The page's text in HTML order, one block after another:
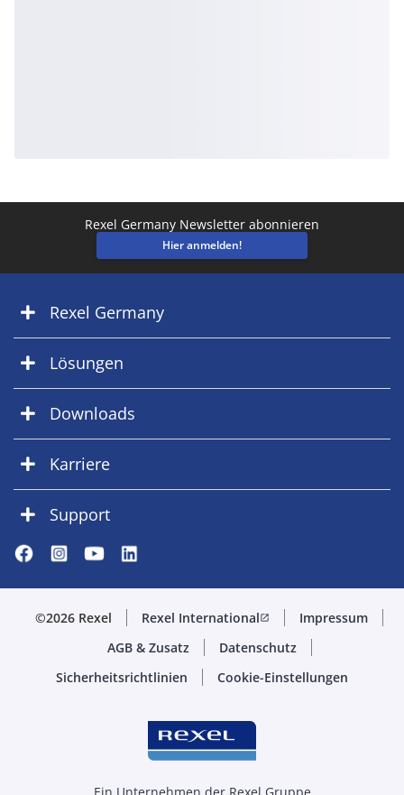
Rexel Germany Newsletter abonnieren
Hier anmelden!
Rexel Germany
Lösungen
Downloads
Karriere
Support
©2026 Rexel Rexel Internationalopen_in_new
Impressum
AGB & Zusatz
Datenschutz
Sicherheitsrichtlinien
Cookie-Einstellungen